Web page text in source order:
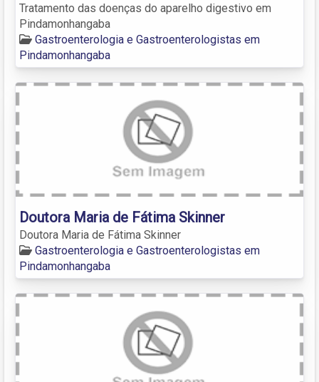
Tratamento das doenças do aparelho digestivo em
Pindamonhangaba
Gastroenterologia e Gastroenterologistas em
Pindamonhangaba
Doutora Maria de Fátima Skinner
Doutora Maria de Fátima Skinner
Gastroenterologia e Gastroenterologistas em
Pindamonhangaba